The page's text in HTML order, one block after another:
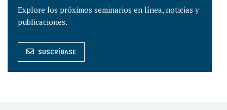
Explore los próximos seminarios en línea, noticias y
publicaciones.
SUSCRÍBASE